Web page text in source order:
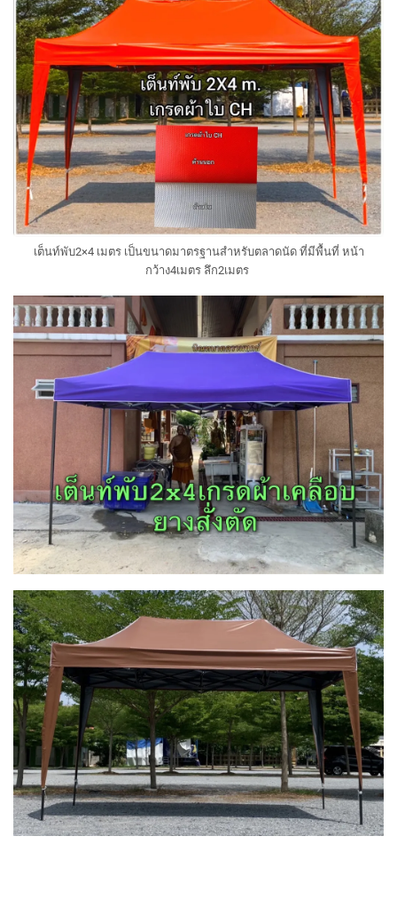
เต็นท์พับ2×4 เมตร เป็นขนาดมาตรฐานสำหรับตลาดนัด ที่มีพื้นที่ หน้า
กว้าง4เมตร ลึก2เมตร